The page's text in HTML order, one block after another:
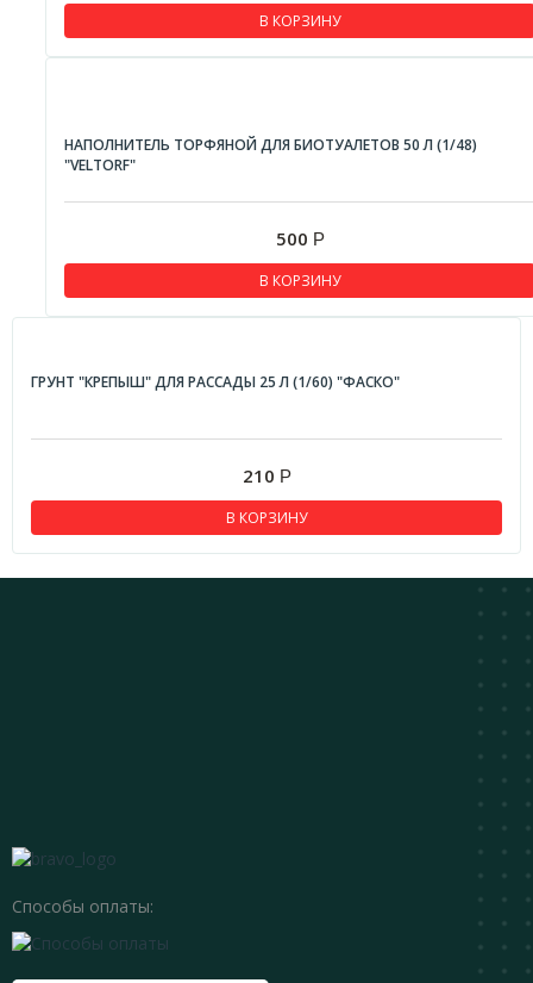
В КОРЗИНУ
НАПОЛНИТЕЛЬ ТОРФЯНОЙ ДЛЯ БИОТУАЛЕТОВ 50 Л (1/48)
"VELTORF"
500 Р
В КОРЗИНУ
ГРУНТ "КРЕПЫШ" ДЛЯ РАССАДЫ 25 Л (1/60) "ФАСКО"
210 Р
В КОРЗИНУ
Способы оплаты: